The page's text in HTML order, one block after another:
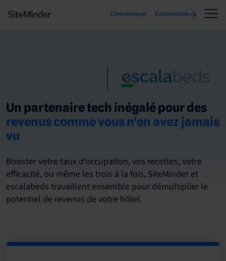
Commencer Connexion
Un partenaire tech inégalé pour des
revenus comme vous n'en avez jamais
vu
Booster votre taux d'occupation, vos recettes, votre
efficacité, ou même les trois à la fois, SiteMinder et
escalabeds travaillent ensemble pour démultiplier le
potentiel de revenus de votre hôtel.